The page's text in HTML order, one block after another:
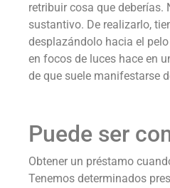
retribuir cosa que
sustantivo. De realizarlo,
desplazándolo hacia el
en focos de luces hace en
de que suele manifestarse
Puede ser
Obtener un préstamo
Tenemos determinados